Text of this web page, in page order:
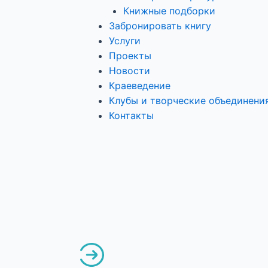
Книжные подборки
Забронировать книгу
Услуги
Проекты
Новости
Краеведение
Клубы и творческие
Контакты